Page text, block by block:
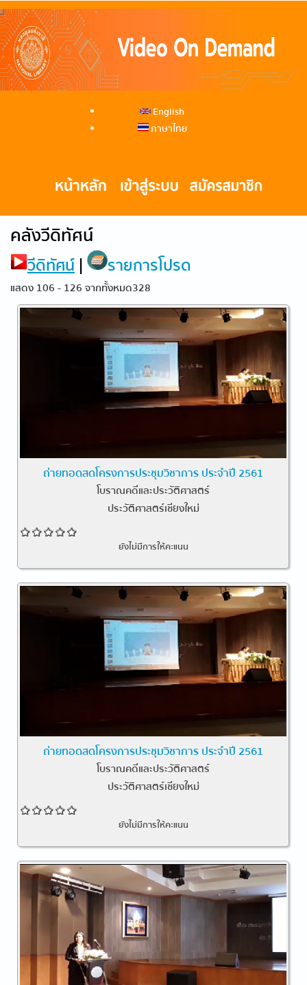
English
ภาษาไทย
คลังวีดิทัศน์
วีดิทัศน์ | รายการโปรด
แสดง 106 - 126 จากทั้งหมด328
ถ่ายทอดสดโครงการประชุมวิชาการ ประจำปี 2561
โบราณคดีและประวัติศาสตร์
ประวัติศาสตร์เชียงใหม่
ยังไม่มีการให้คะแนน
ถ่ายทอดสดโครงการประชุมวิชาการ ประจำปี 2561
โบราณคดีและประวัติศาสตร์
ประวัติศาสตร์เชียงใหม่
ยังไม่มีการให้คะแนน